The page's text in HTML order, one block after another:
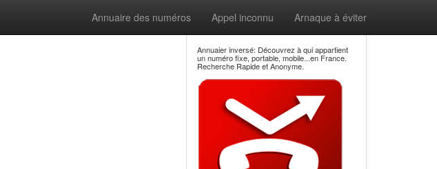
Annuaire des numéros Appel inconnu Arnaque à éviter
Annuaier inversé: Découvrez à qui appartient
un numéro fixe, portable, mobile...en France.
Recherche Rapide et Anonyme.